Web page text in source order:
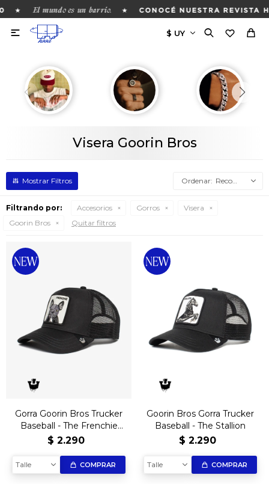
★ El mundo es un barrio. ★ CONOCÉ NUESTRA REVISTA

Visera Goorin Bros
Recomendados
Filtrando por: Accesorios Gorros
Visera
Goorin Bros
Quitar filtros
Gorra Goorin Bros Trucker
Baseball - The Frenchie
Bulldog - Negro
$ 2.290
Talle COMPRAR
Goorin Bros Gorra Trucker
Baseball - The Stallion
$ 2.290
Talle COMPRAR